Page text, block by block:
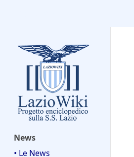
News
• Le News